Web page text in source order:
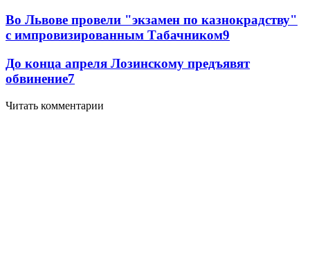
Во Львове провели "экзамен по казнокрадству"
с импровизированным Табачником9
До конца апреля Лозинскому предъявят
обвинение7
Читать комментарии